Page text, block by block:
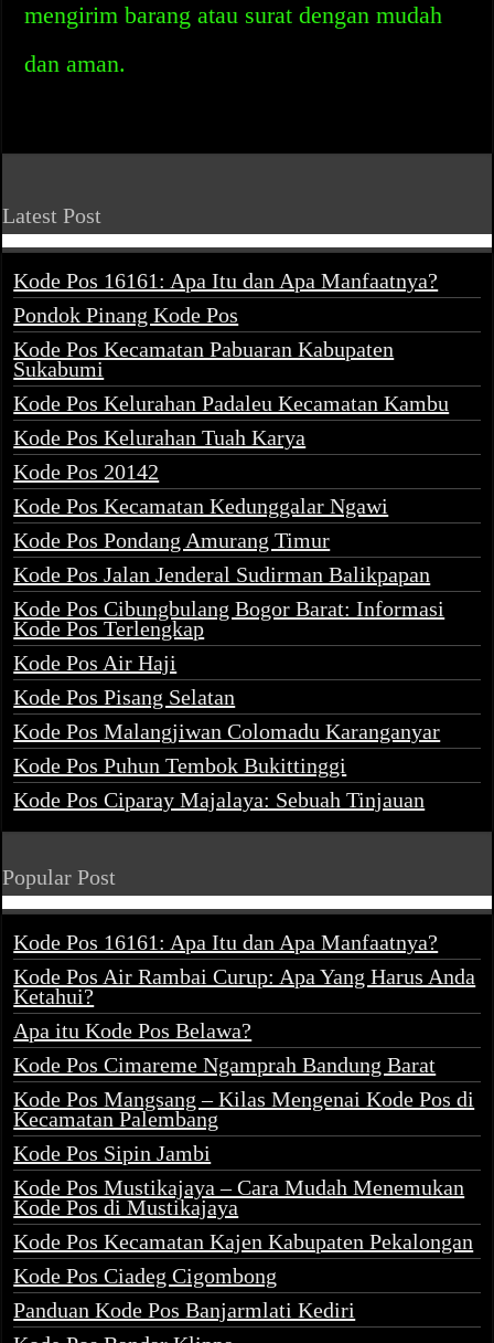
mengirim barang atau surat dengan mudah
dan aman.
Latest Post
Kode Pos 16161: Apa Itu dan Apa Manfaatnya?
Pondok Pinang Kode Pos
Kode Pos Kecamatan Pabuaran Kabupaten
Sukabumi
Kode Pos Kelurahan Padaleu Kecamatan Kambu
Kode Pos Kelurahan Tuah Karya
Kode Pos 20142
Kode Pos Kecamatan Kedunggalar Ngawi
Kode Pos Pondang Amurang Timur
Kode Pos Jalan Jenderal Sudirman Balikpapan
Kode Pos Cibungbulang Bogor Barat: Informasi
Kode Pos Terlengkap
Kode Pos Air Haji
Kode Pos Pisang Selatan
Kode Pos Malangjiwan Colomadu Karanganyar
Kode Pos Puhun Tembok Bukittinggi
Kode Pos Ciparay Majalaya: Sebuah Tinjauan
Popular Post
Kode Pos 16161: Apa Itu dan Apa Manfaatnya?
Kode Pos Air Rambai Curup: Apa Yang Harus Anda
Ketahui?
Apa itu Kode Pos Belawa?
Kode Pos Cimareme Ngamprah Bandung Barat
Kode Pos Mangsang – Kilas Mengenai Kode Pos di
Kecamatan Palembang
Kode Pos Sipin Jambi
Kode Pos Mustikajaya – Cara Mudah Menemukan
Kode Pos di Mustikajaya
Kode Pos Kecamatan Kajen Kabupaten Pekalongan
Kode Pos Ciadeg Cigombong
Panduan Kode Pos Banjarmlati Kediri